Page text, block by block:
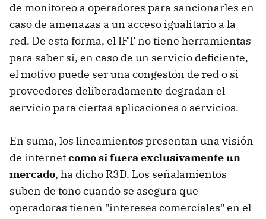
de monitoreo a operadores para sancionarles en
caso de amenazas a un acceso igualitario a la
red. De esta forma, el IFT no tiene herramientas
para saber si, en caso de un servicio deficiente,
el motivo puede ser una congestón de red o si
proveedores deliberadamente degradan el
servicio para ciertas aplicaciones o servicios.
En suma, los lineamientos presentan una visión
de internetcomo si fuera exclusivamente un
mercado, ha dicho R3D. Los señalamientos
suben de tono cuando se asegura que
operadoras tienen "intereses comerciales" en el